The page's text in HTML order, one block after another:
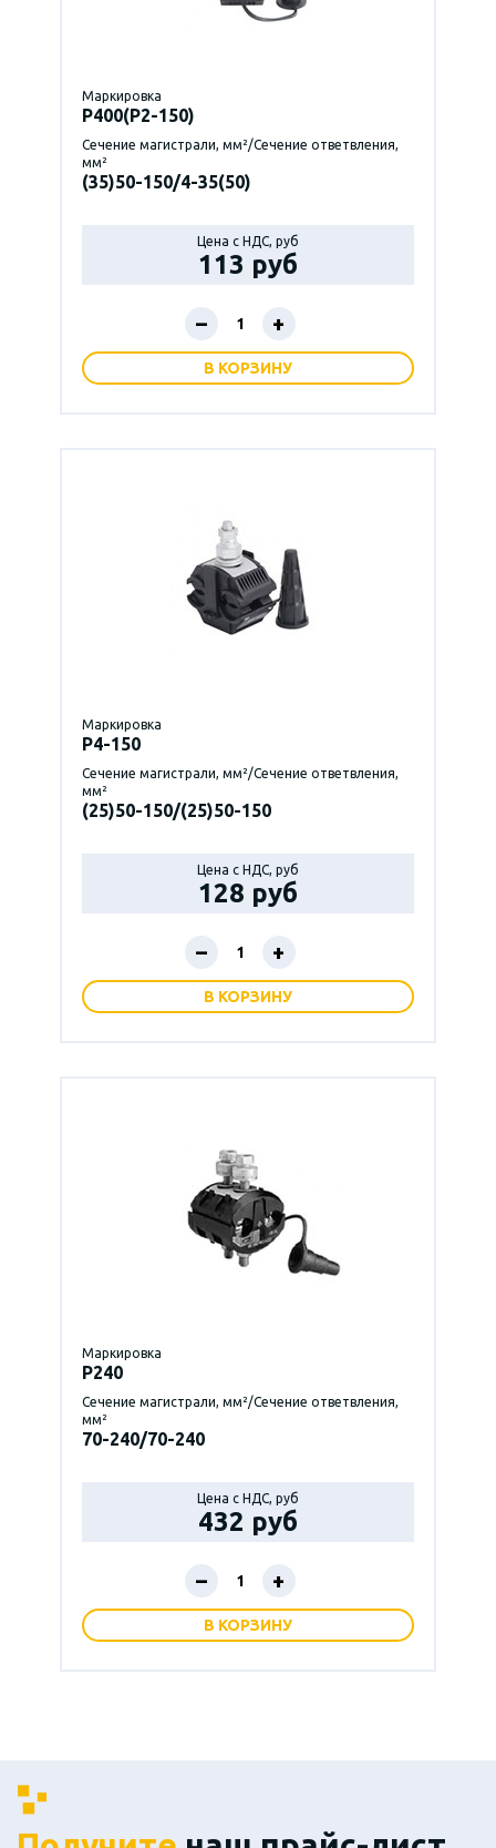
Маркировка
P400(Р2-150)
Сечение магистрали, мм²/Сечение ответвления,
мм²
(35)50-150/4-35(50)
Цена с НДС, руб
113 руб
– +
В КОРЗИНУ
Маркировка
P4-150
Сечение магистрали, мм²/Сечение ответвления,
мм²
(25)50-150/(25)50-150
Цена с НДС, руб
128 руб
– +
В КОРЗИНУ
Маркировка
P240
Сечение магистрали, мм²/Сечение ответвления,
мм²
70-240/70-240
Цена с НДС, руб
432 руб
– +
В КОРЗИНУ